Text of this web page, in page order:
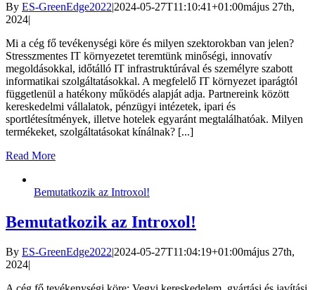
By ES-GreenEdge2022|2024-05-27T11:10:41+01:00május 27th,
2024|
Mi a cég fő tevékenységi köre és milyen szektorokban van jelen?
Stresszmentes IT környezetet teremtünk minőségi, innovatív
megoldásokkal, időtálló IT infrastruktúrával és személyre szabott
informatikai szolgáltatásokkal. A megfelelő IT környezet iparágtól
függetlenül a hatékony működés alapját adja. Partnereink között
kereskedelmi vállalatok, pénzügyi intézetek, ipari és
sportlétesítmények, illetve hotelek egyaránt megtalálhatóak. Milyen
termékeket, szolgáltatásokat kínálnak? [...]
Read More
Bemutatkozik az Introxol!
Bemutatkozik az Introxol!
By ES-GreenEdge2022|2024-05-27T11:04:19+01:00május 27th,
2024|